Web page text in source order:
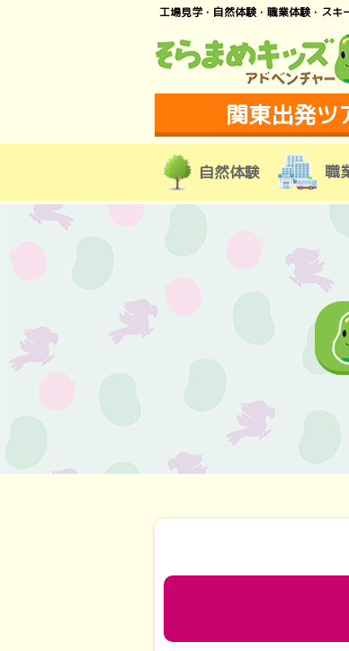
工場見学・自然体験・職業体験・ス
関東出発ツ
自然体験 職